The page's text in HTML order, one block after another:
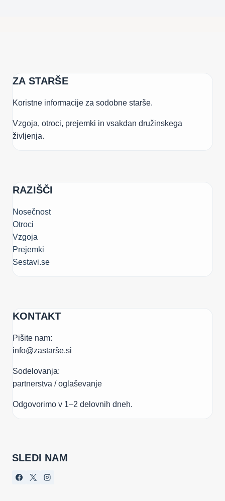
ZA STARŠE
Koristne informacije za sodobne starše.
Vzgoja, otroci, prejemki in vsakdan družinskega
življenja.
RAZIŠČI
Nosečnost
Otroci
Vzgoja
Prejemki
Sestavi.se
KONTAKT
Pišite nam:
info@zastarše.si
Sodelovanja:
partnerstva / oglaševanje
Odgovorimo v 1–2 delovnih dneh.
SLEDI NAM